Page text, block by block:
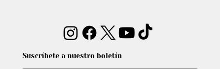
Suscríbete a nuestro boletín